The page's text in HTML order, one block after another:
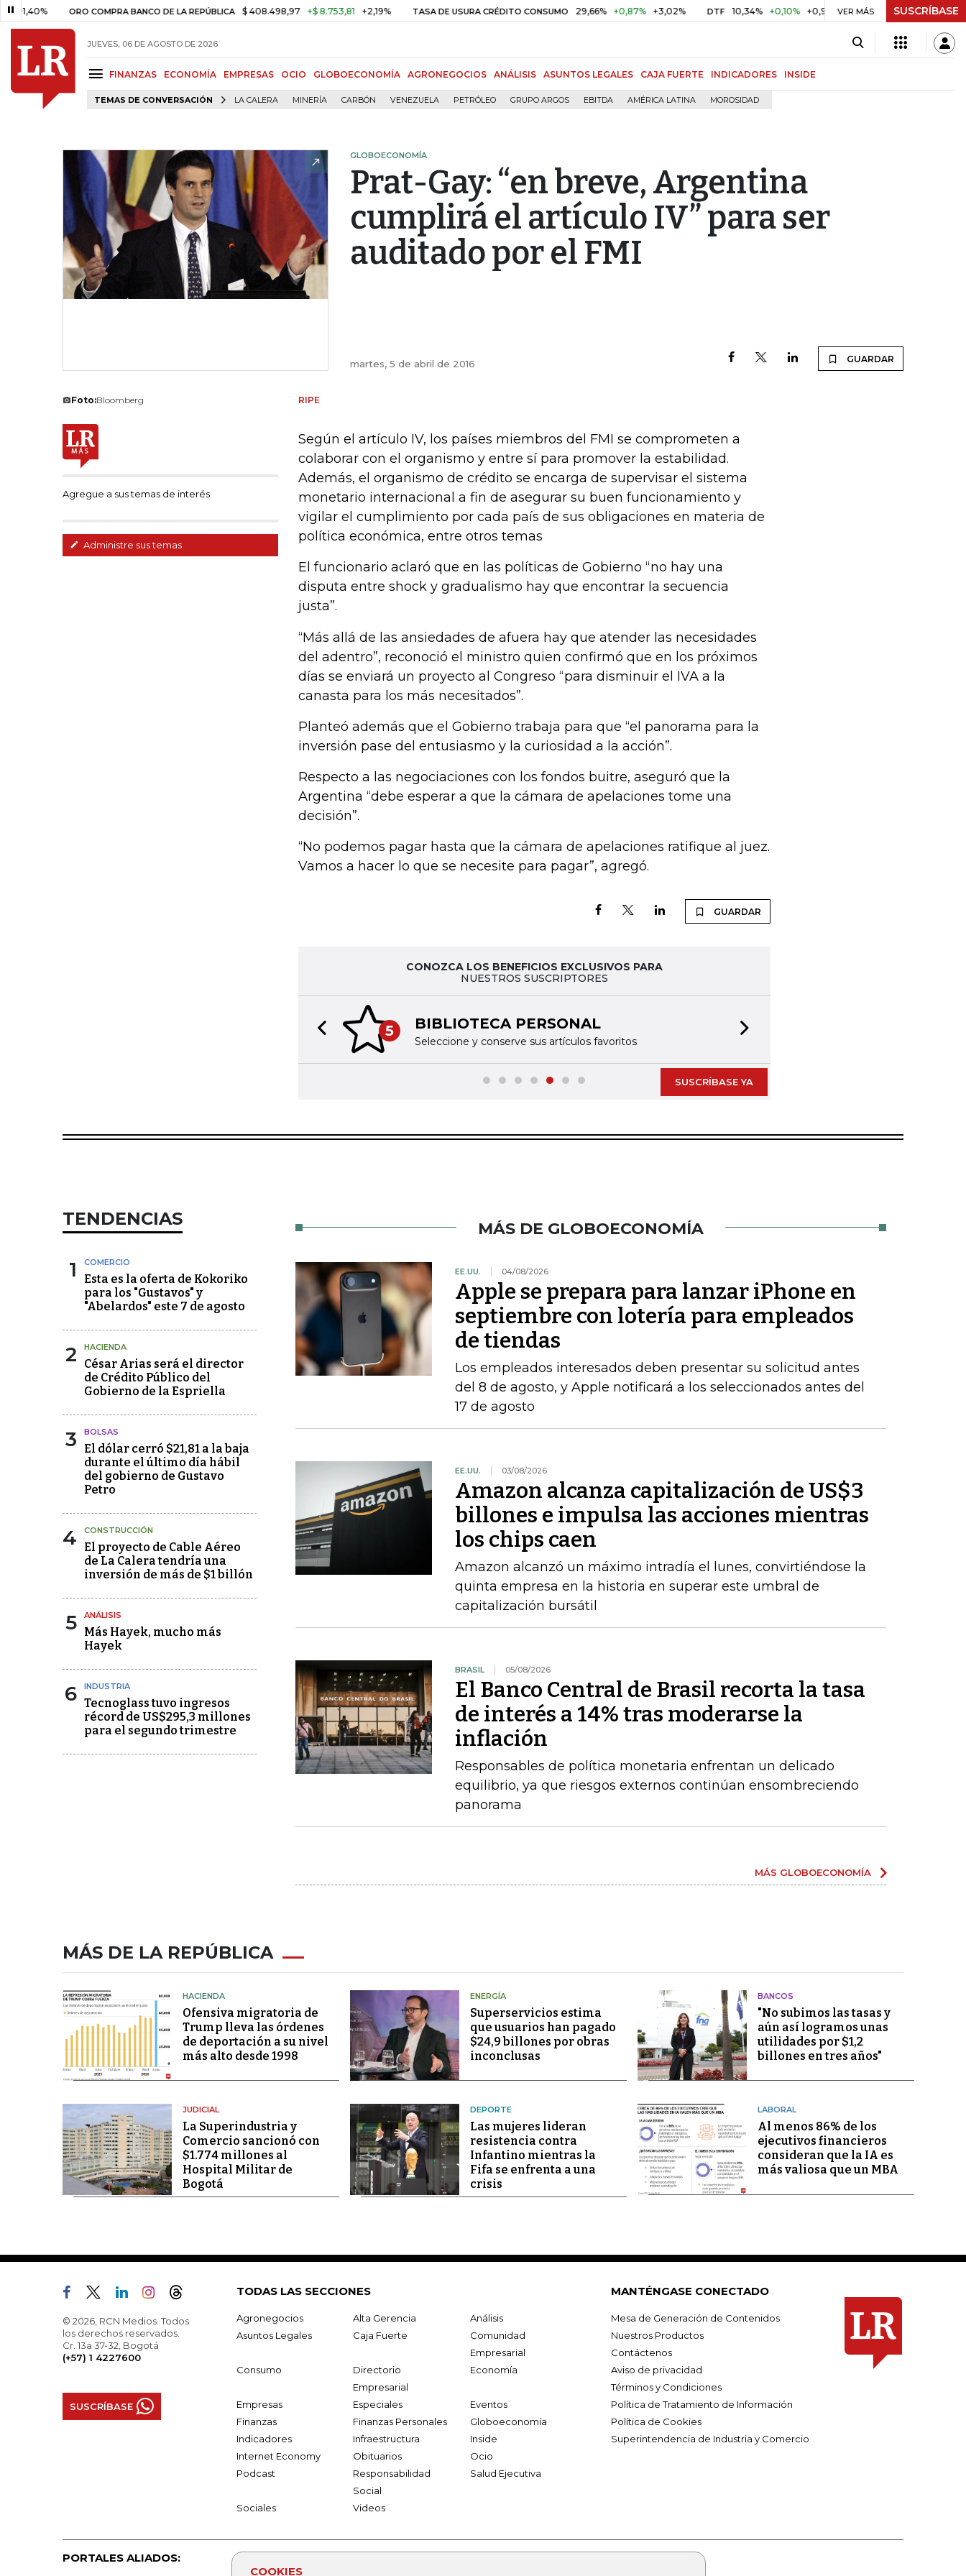
ORO COMPRA BANCO DE LA REPÚBLICA $ 408.498,97 +$ 8.753,81 +2,19% TASA DE USURA CRÉDITO CONSUMO 29,66% +0,87% +3,02% DTF 10,34% +0,10% +0,98% UVR $ 416,86 +$ 0,05 +0,01%
VER MÁS SUSCRÍBASE
JUEVES, 06 DE AGOSTO DE 2026
FINANZAS ECONOMÍA EMPRESAS OCIO GLOBOECONOMÍA AGRONEGOCIOS ANÁLISIS ASUNTOS LEGALES CAJA FUERTE INDICADORES INSIDE
TEMAS DE CONVERSACIÓN LA CALERA MINERÍA CARBÓN VENEZUELA PETRÓLEO GRUPO ARGOS EBITDA AMÉRICA LATINA MOROSIDAD
COOKIES
GLOBOECONOMÍA
Prat-Gay: “en breve, Argentina
cumplirá el artículo IV” para ser
auditado por el FMI
martes, 5 de abril de 2016 GUARDAR
Foto:Bloomberg
Agregue a sus temas de interés
Administre sus temas
RIPE
Según el artículo IV, los países miembros del FMI se comprometen a
colaborar con el organismo y entre sí para promover la estabilidad.
Además, el organismo de crédito se encarga de supervisar el sistema
monetario internacional a fin de asegurar su buen funcionamiento y
vigilar el cumplimiento por cada país de sus obligaciones en materia de
política económica, entre otros temas
El funcionario aclaró que en las políticas de Gobierno “no hay una
disputa entre shock y gradualismo hay que encontrar la secuencia
justa”.
“Más allá de las ansiedades de afuera hay que atender las necesidades
del adentro”, reconoció el ministro quien confirmó que en los próximos
días se enviará un proyecto al Congreso “para disminuir el IVA a la
canasta para los más necesitados”.
Planteó además que el Gobierno trabaja para que “el panorama para la
inversión pase del entusiasmo y la curiosidad a la acción”.
Respecto a las negociaciones con los fondos buitre, aseguró que la
Argentina “debe esperar a que la cámara de apelaciones tome una
decisión”.
“No podemos pagar hasta que la cámara de apelaciones ratifique al juez.
Vamos a hacer lo que se necesite para pagar”, agregó.
GUARDAR
CONOZCA LOS BENEFICIOS EXCLUSIVOS PARA
NUESTROS SUSCRIPTORES
5 BIBLIOTECA PERSONAL
Seleccione y conserve sus artículos favoritos
Previous slide
SUSCRÍBASE YA
TENDENCIAS
1 COMERCIO
Esta es la oferta de Kokoriko
para los "Gustavos" y
"Abelardos" este 7 de agosto
2 HACIENDA
César Arias será el director
de Crédito Público del
Gobierno de la Espriella
3 BOLSAS
El dólar cerró $21,81 a la baja
durante el último día hábil
del gobierno de Gustavo
Petro
4 CONSTRUCCIÓN
El proyecto de Cable Aéreo
de La Calera tendría una
inversión de más de $1 billón
5 ANÁLISIS
Más Hayek, mucho más
Hayek
6 INDUSTRIA
Tecnoglass tuvo ingresos
récord de US$295,3 millones
para el segundo trimestre
MÁS DE GLOBOECONOMÍA
EE.UU. 04/08/2026
Apple se prepara para lanzar iPhone en
septiembre con lotería para empleados
de tiendas
Los empleados interesados ​​deben presentar su solicitud antes
del 8 de agosto, y Apple notificará a los seleccionados antes del
17 de agosto
EE.UU. 03/08/2026
Amazon alcanza capitalización de US$3
billones e impulsa las acciones mientras
los chips caen
Amazon alcanzó un máximo intradía el lunes, convirtiéndose la
quinta empresa en la historia en superar este umbral de
capitalización bursátil
BRASIL 05/08/2026
El Banco Central de Brasil recorta la tasa
de interés a 14% tras moderarse la
inflación
Responsables de política monetaria enfrentan un delicado
equilibrio, ya que riesgos externos continúan ensombreciendo
panorama
MÁS GLOBOECONOMÍA
MÁS DE LA REPÚBLICA
HACIENDA
Ofensiva migratoria de
Trump lleva las órdenes
de deportación a su nivel
más alto desde 1998
ENERGÍA
Superservicios estima
que usuarios han pagado
$24,9 billones por obras
inconclusas
BANCOS
"No subimos las tasas y
aún así logramos unas
utilidades por $1,2
billones en tres años"
JUDICIAL
La Superindustria y
Comercio sancionó con
$1.774 millones al
Hospital Militar de
Bogotá
DEPORTE
Las mujeres lideran
resistencia contra
Infantino mientras la
Fifa se enfrenta a una
crisis
LABORAL
Al menos 86% de los
ejecutivos financieros
consideran que la IA es
más valiosa que un MBA
© 2026, RCN Medios. Todos
los derechos reservados.
Cr. 13a 37-32, Bogotá
(+57) 1 4227600
SUSCRÍBASE
TODAS LAS SECCIONES
Agronegocios Alta Gerencia
Análisis
Asuntos Legales
Caja Fuerte
Comunidad
Empresarial
Consumo
Directorio
Empresarial
Economía
Empresas Especiales
Eventos
Finanzas
Finanzas Personales
Globoeconomía
Indicadores
Infraestructura
Inside
Internet Economy
Obituarios
Ocio
Podcast
Responsabilidad
Social
Salud Ejecutiva
Sociales Videos
MANTÉNGASE CONECTADO
Mesa de Generación de Contenidos
Nuestros Productos
Contáctenos
Aviso de privacidad
Términos y Condiciones
Política de Tratamiento de Información
Política de Cookies
Superintendencia de Industria y Comercio
PORTALES ALIADOS: